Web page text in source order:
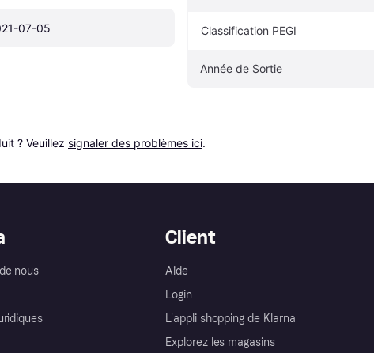
07-05 Classification PEGI
Année de Sortie
? Veuillez signaler des problèmes ici.
nous
Client
Aide
Login
L'appli shopping de Klarna
Explorez les magasins